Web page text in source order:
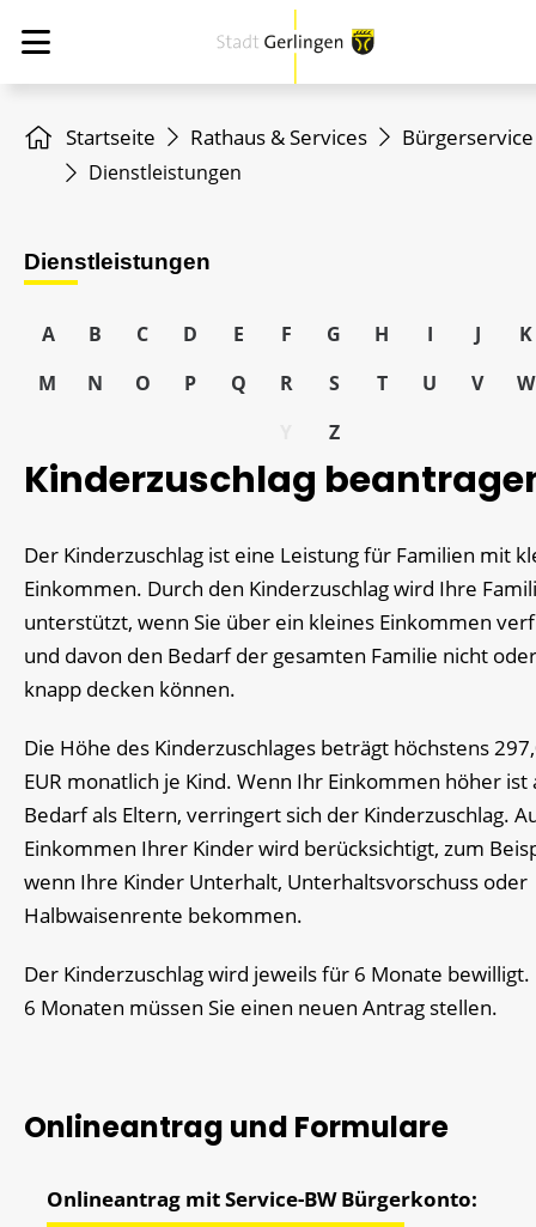
Startseite Rathaus & Services Bürgerservice
Dienstleistungen
Dienstleistungen
A B C D E F G H I J
K
M
N O P Q R S T U V
W
Z
Kinderzuschlag
Der Kinderzuschlag ist eine Leistung für Familien mit
Einkommen. Durch den Kinderzuschlag wird Ihre
unterstützt, wenn Sie über ein kleines Einkommen
und davon den Bedarf der gesamten Familie nicht
knapp decken können.
Die Höhe des Kinderzuschlages beträgt höchstens
EUR monatlich je Kind. Wenn Ihr Einkommen höher ist
Bedarf als Eltern, verringert sich der Kinderzuschlag.
Einkommen Ihrer Kinder wird berücksichtigt, zum
wenn Ihre Kinder Unterhalt, Unterhaltsvorschuss oder
Halbwaisenrente bekommen.
Der Kinderzuschlag wird jeweils für 6 Monate bewilligt.
6 Monaten müssen Sie einen neuen Antrag stellen.
Onlineantrag und Formulare